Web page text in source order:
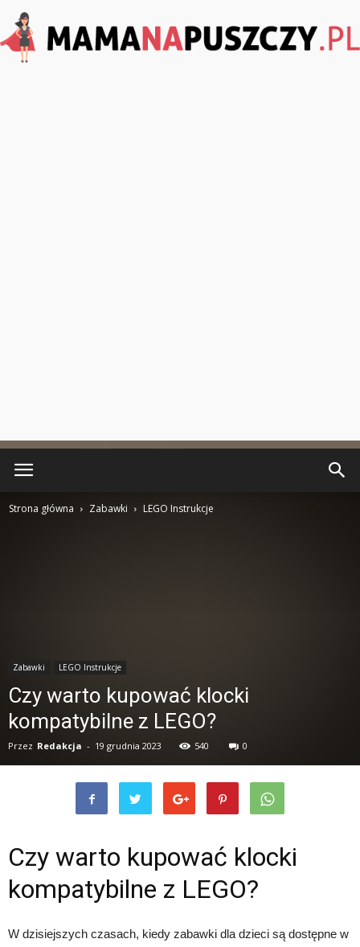
Strona główna Zabawki LEGO Instrukcje
Zabawki LEGO Instrukcje
Czy warto kupować klocki
kompatybilne z LEGO?
Przez Redakcja - 19 grudnia 2023 540 0
Czy warto kupować klocki
kompatybilne z LEGO?
W dzisiejszych czasach, kiedy zabawki dla dzieci są dostępne w